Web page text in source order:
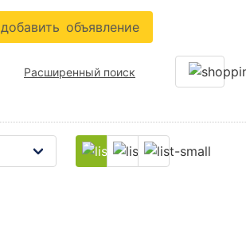
добавить объявление
Расширенный поиск